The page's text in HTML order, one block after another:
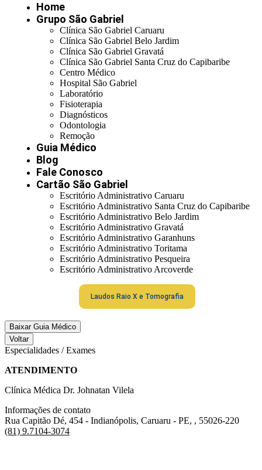
Home
Grupo São Gabriel
Clínica São Gabriel Caruaru
Clínica São Gabriel Belo Jardim
Clínica São Gabriel Gravatá
Clínica São Gabriel Santa Cruz do Capibaribe
Centro Médico
Hospital São Gabriel
Laboratório
Fisioterapia
Diagnósticos
Odontologia
Remoção
Guia Médico
Blog
Fale Conosco
Cartão São Gabriel
Escritório Administrativo Caruaru
Escritório Administrativo Santa Cruz do Capibaribe
Escritório Administrativo Belo Jardim
Escritório Administrativo Gravatá
Escritório Administrativo Garanhuns
Escritório Administrativo Toritama
Escritório Administrativo Pesqueira
Escritório Administrativo Arcoverde
Laudos Raio X e Tomografia
Baixar Guia Médico
Voltar
Especialidades / Exames
ATENDIMENTO
Clínica Médica Dr. Johnatan Vilela
Informações de contato
Rua Capitão Dé, 454 - Indianópolis, Caruaru - PE, , 55026-220
(81) 9.7104-3074